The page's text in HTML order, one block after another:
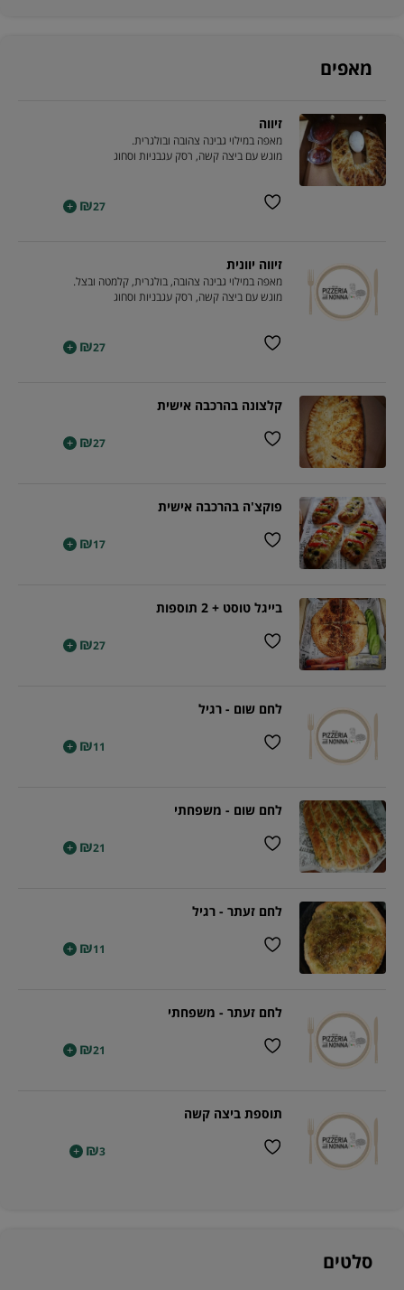
מאפים
זיווה
מאפה במילוי גבינה צהובה ובולגרית.
מוגש עם ביצה קשה, רסק עגבניות וסחוג
₪27
+
זיווה יוונית
מאפה במילוי גבינה צהובה, בולגרית, קלמטה ובצל.
מוגש עם ביצה קשה, רסק עגבניות וסחוג
₪27
+
קלצונה בהרכבה אישית
₪27
+
פוקצ'ה בהרכבה אישית
₪17
+
בייגל טוסט + 2 תוספות
₪27
+
לחם שום - רגיל
₪11
+
לחם שום - משפחתי
₪21
+
לחם זעתר - רגיל
₪11
+
לחם זעתר - משפחתי
₪21
+
תוספת ביצה קשה
₪3
+
סלטים